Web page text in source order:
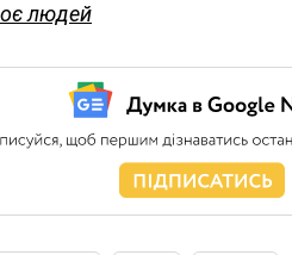
людей